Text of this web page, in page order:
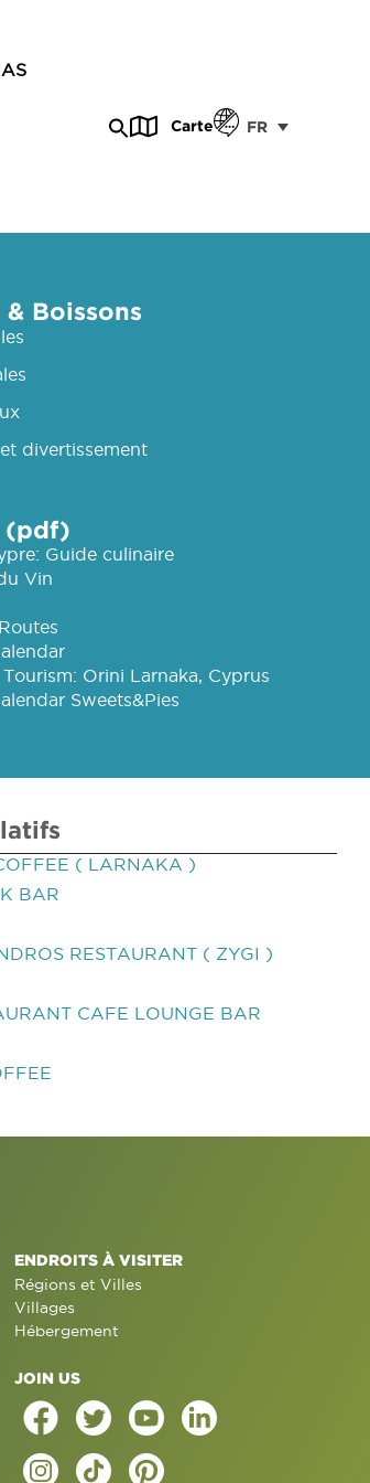
Carte FR
Boissons
divertissement
(pdf)
Guide culinaire
Vin
Orini Larnaka, Cyprus
Sweets&Pies
( LARNAKA )
BAR
RESTAURANT ( ZYGI )
CAFE LOUNGE BAR
ENDROITS À VISITER
Régions et Villes
Villages
Hébergement
JOIN US